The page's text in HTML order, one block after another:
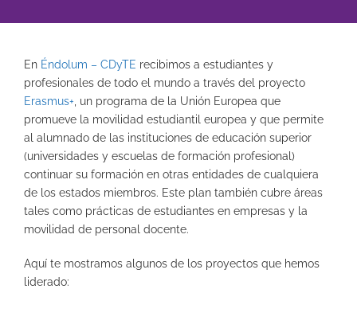
En Éndolum – CDyTE recibimos a estudiantes y
profesionales de todo el mundo a través del proyecto
Erasmus+ , un programa de la Unión Europea que
promueve la movilidad estudiantil europea y que permite
al alumnado de las instituciones de educación superior
(universidades y escuelas de formación profesional)
continuar su formación en otras entidades de cualquiera
de los estados miembros. Este plan también cubre áreas
tales como prácticas de estudiantes en empresas y la
movilidad de personal docente.
Aquí te mostramos algunos de los proyectos que hemos
liderado: